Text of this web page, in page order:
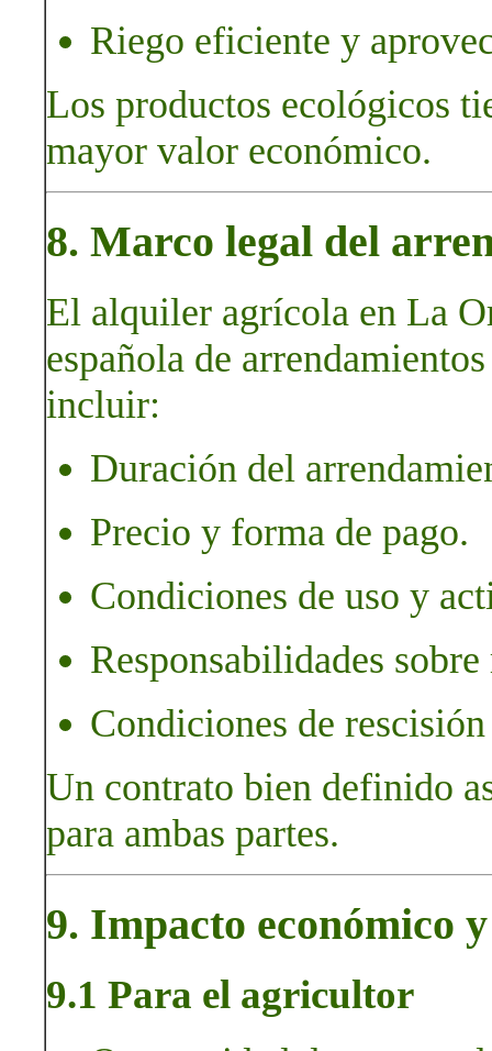
Riego eficiente y
Los productos ecológicos
mayor valor económico.
8. Marco legal del
El alquiler agrícola en La
española de
incluir:
Duración del
Precio y forma de pago.
Condiciones de uso y
Responsabilidades
Condiciones de
Un contrato bien definido
para ambas partes.
9. Impacto económico
9.1 Para el agricultor